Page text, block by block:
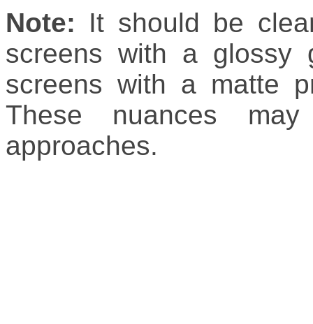
Note: It should be
screens with a glossy
screens with a matte
These nuances
approaches.